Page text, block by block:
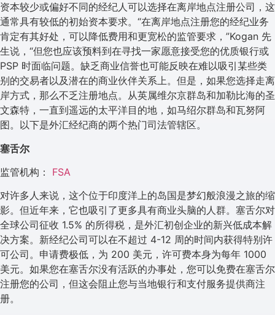
资本较少或偏好不同的经纪人可以选择在离岸地点注册公司，这
通常具有较低的初始资本要求。“在离岸地点注册您的经纪业务
肯定有其好处，可以降低费用和更宽松的监管要求，”Kogan 先
生说，“但您也应该预料到在寻找一家愿意接受您的优质银行或
PSP 时面临问题。缺乏商业信誉也可能反映在难以吸引某些类
别的交易者以及潜在的商业伙伴关系上。但是，如果您选择走离
岸方式，那么不乏注册地点。从英属维尔京群岛和加勒比海的圣
文森特，一直到遥远的太平洋目的地，如马绍尔群岛和瓦努阿
图。以下是外汇经纪商的两个热门司法管辖区。
塞舌尔
监管机构： FSA
对许多人来说，这个位于印度洋上的岛国是梦幻般浪漫之旅的缩
影。但近年来，它也吸引了更多具有商业头脑的人群。塞舌尔对
全球公司征收 1.5% 的所得税，是外汇初创企业的新兴低成本解
决方案。新经纪公司可以在不超过 4-12 周的时间内获得特别许
可公司。申请费极低，为 200 美元，许可费本身为每年 1000
美元。如果您在塞舌尔没有活跃的办事处，您可以免费在塞舌尔
注册您的公司，但这会阻止您与当地银行和支付服务提供商注
册。